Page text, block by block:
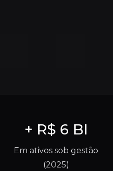
+ R$ 6 BI
Em ativos sob gestão
(2025)